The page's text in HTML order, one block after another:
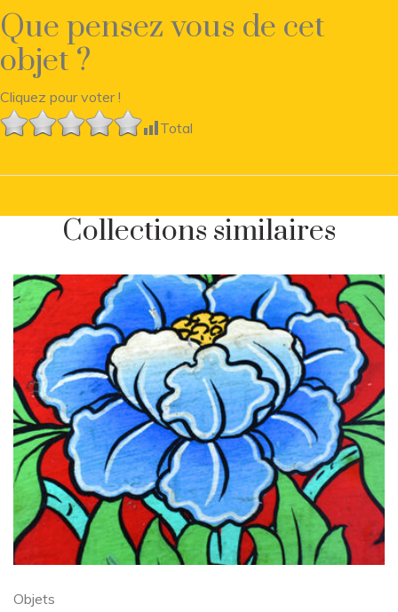
Que pensez vous de cet
objet ?
Cliquez pour voter !
Total
Collections similaires
Objets